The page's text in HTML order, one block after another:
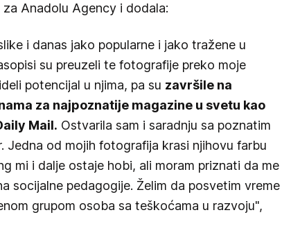
Anadolu Agency i dodala:
i danas jako popularne i jako tražene u
su preuzeli te fotografije preko moje
potencijal u njima, pa su završile na
za najpoznatije magazine u svetu kao
Mail. Ostvarila sam i saradnju sa poznatim
Jedna od mojih fotografija krasi njihovu farbu
mi i dalje ostaje hobi, ali moram priznati da me
socijalne pedagogije. Želim da posvetim vreme
grupom osoba sa teškoćama u razvoju",